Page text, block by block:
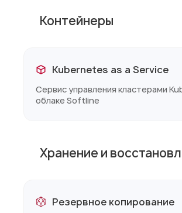
Контейнеры
Kubernetes as a Service
Сервис управления кластерами
облаке Softline
Хранение и
Резервное копирование